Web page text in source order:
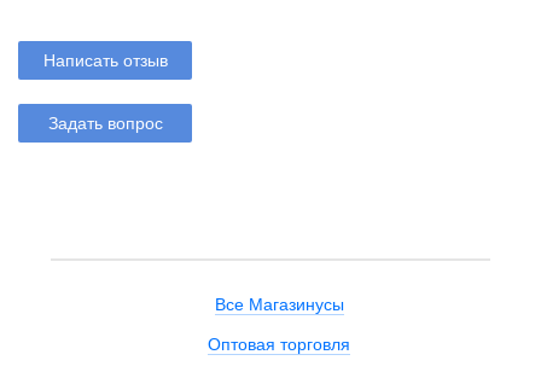
Написать отзыв
Задать вопрос
Все Магазинусы
Оптовая торговля